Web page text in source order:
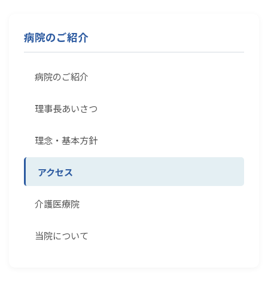
病院のご紹介
病院のご紹介
理事長あいさつ
理念・基本方針
アクセス
介護医療院
当院について